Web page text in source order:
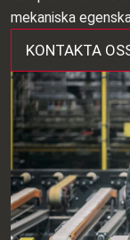
mekaniska
KONTAKTA